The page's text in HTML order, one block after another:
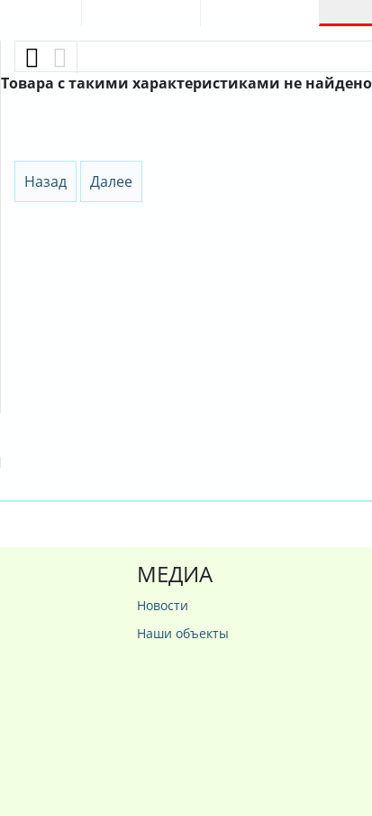
Товара с такими характеристиками не
Назад Далее
МЕДИА
Новости
Наши объекты